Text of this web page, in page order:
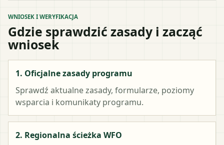
WNIOSEK I WERYFIKACJA
Gdzie sprawdzić zasady i zacząć
wniosek
1. Oficjalne zasady programu
Sprawdź aktualne zasady, formularze, poziomy
wsparcia i komunikaty programu.
2. Regionalna ścieżka WFO